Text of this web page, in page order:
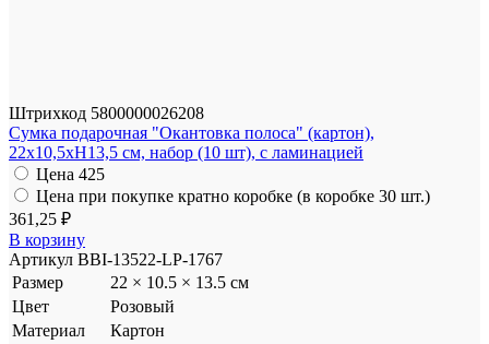
Штрихкод 5800000026208
Сумка подарочная "Окантовка полоса" (картон),
22x10,5xH13,5 см, набор (10 шт), с ламинацией
Цена 425
Цена при покупке кратно коробке (в коробке 30 шт.)
361,25 ₽
В корзину
Артикул BBI-13522-LP-1767
Размер
22 × 10.5 × 13.5 см
Цвет
Розовый
Материал
Картон